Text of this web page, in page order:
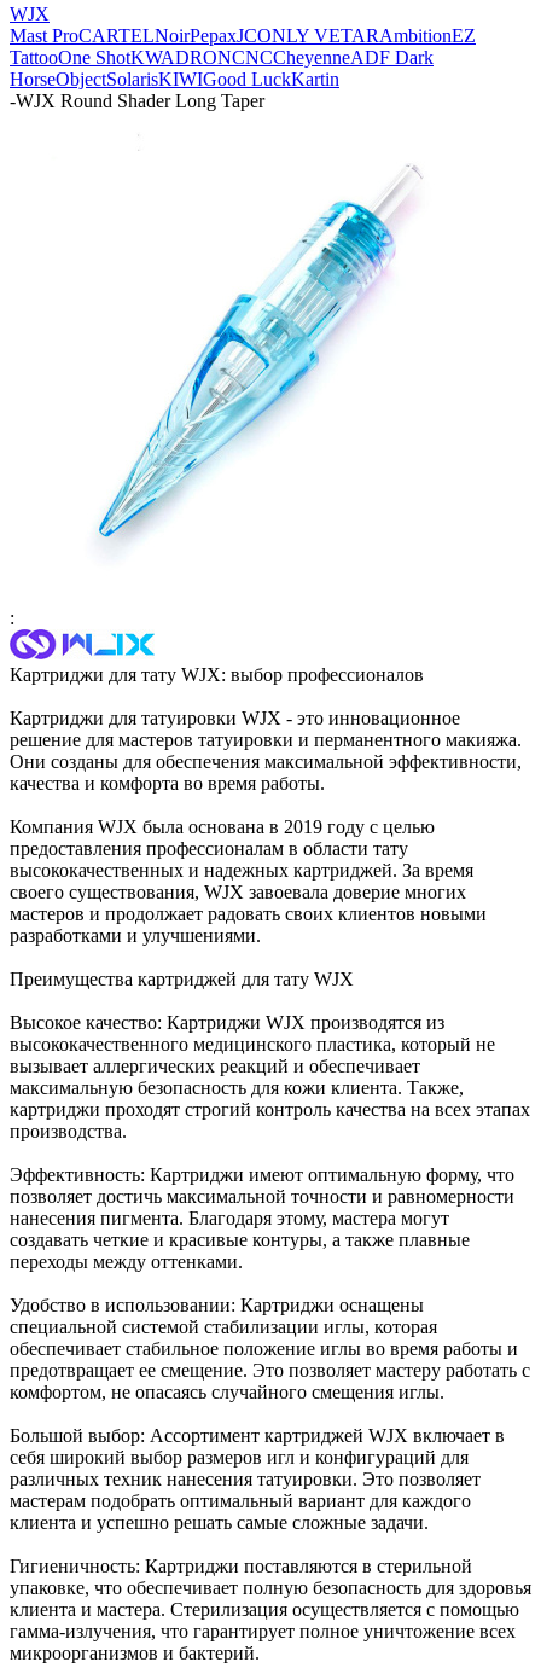
WJX
Mast ProCARTELNoirPepaxJCONLY VETARAmbitionEZ
TattooOne ShotKWADRONCNCCheyenneADF Dark
HorseObjectSolarisKIWIGood LuckKartin
-WJX Round Shader Long Taper
:
Картриджи для тату WJX: выбор профессионалов
Картриджи для татуировки WJX - это инновационное
решение для мастеров татуировки и перманентного макияжа.
Они созданы для обеспечения максимальной эффективности,
качества и комфорта во время работы.
Компания WJX была основана в 2019 году с целью
предоставления профессионалам в области тату
высококачественных и надежных картриджей. За время
своего существования, WJX завоевала доверие многих
мастеров и продолжает радовать своих клиентов новыми
разработками и улучшениями.
Преимущества картриджей для тату WJX
Высокое качество: Картриджи WJX производятся из
высококачественного медицинского пластика, который не
вызывает аллергических реакций и обеспечивает
максимальную безопасность для кожи клиента. Также,
картриджи проходят строгий контроль качества на всех этапах
производства.
Эффективность: Картриджи имеют оптимальную форму, что
позволяет достичь максимальной точности и равномерности
нанесения пигмента. Благодаря этому, мастера могут
создавать четкие и красивые контуры, а также плавные
переходы между оттенками.
Удобство в использовании: Картриджи оснащены
специальной системой стабилизации иглы, которая
обеспечивает стабильное положение иглы во время работы и
предотвращает ее смещение. Это позволяет мастеру работать с
комфортом, не опасаясь случайного смещения иглы.
Большой выбор: Ассортимент картриджей WJX включает в
себя широкий выбор размеров игл и конфигураций для
различных техник нанесения татуировки. Это позволяет
мастерам подобрать оптимальный вариант для каждого
клиента и успешно решать самые сложные задачи.
Гигиеничность: Картриджи поставляются в стерильной
упаковке, что обеспечивает полную безопасность для здоровья
клиента и мастера. Стерилизация осуществляется с помощью
гамма-излучения, что гарантирует полное уничтожение всех
микроорганизмов и бактерий.